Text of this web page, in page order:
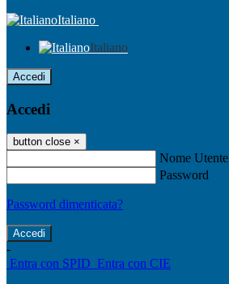
Italiano
Italiano
Accedi
Accedi
button close ×
Nome Utente
Password
Password dimenticata?
-
Entra con SPID Entra con CIE